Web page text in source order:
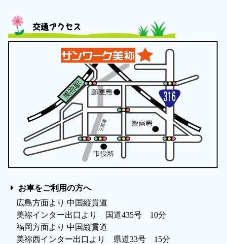
交通アクセス
お車をご利用の方へ
広島方面より 中国縦貫道
美祢インター出口より 国道435号 10分
福岡方面より 中国縦貫道
美祢西インター出口より 県道33号 15分